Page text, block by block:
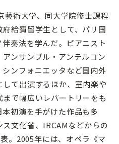
術大学、同大学院修士課程
給費留学生として、パリ国
奏法を学んだ。ピアニスト
ンサンブル・アンテルコン
ンフォニエッタなど国内外
て出演するほか、室内楽や
で幅広いレパートリーをも
初演を手がけた作品も多
文化省、IRCAMなどからの
。2005年には、オペラ《マ